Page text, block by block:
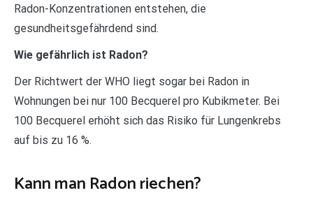
Radon-Konzentrationen entstehen, die
gesundheitsgefährdend sind.
Wie gefährlich ist Radon?
Der Richtwert der WHO liegt sogar bei Radon in
Wohnungen bei nur 100 Becquerel pro Kubikmeter. Bei
100 Becquerel erhöht sich das Risiko für Lungenkrebs
auf bis zu 16 %.
Kann man Radon riechen?